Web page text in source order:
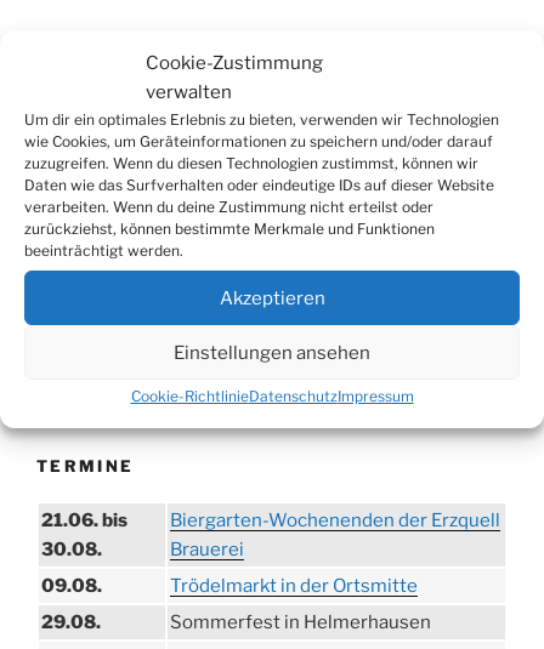
Cookie-Zustimmung
verwalten
Um dir ein optimales Erlebnis zu bieten, verwenden wir Technologien
wie Cookies, um Geräteinformationen zu speichern und/oder darauf
zuzugreifen. Wenn du diesen Technologien zustimmst, können wir
Daten wie das Surfverhalten oder eindeutige IDs auf dieser Website
verarbeiten. Wenn du deine Zustimmung nicht erteilst oder
zurückziehst, können bestimmte Merkmale und Funktionen
beeinträchtigt werden.
Akzeptieren
Einstellungen ansehen
Cookie-RichtlinieDatenschutzImpressum
nach:
WERBUNG
TERMINE
21.06. bis
30.08.
Biergarten-Wochenenden der Erzquell
Brauerei
09.08.
Trödelmarkt in der Ortsmitte
29.08.
Sommerfest in Helmerhausen